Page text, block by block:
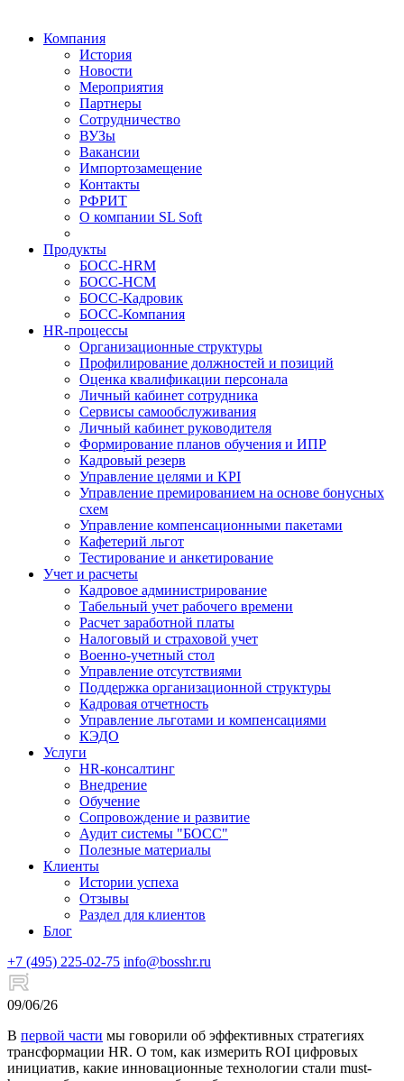
Компания
История
Новости
Мероприятия
Партнеры
Сотрудничество
ВУЗы
Вакансии
Импортозамещение
Контакты
РФРИТ
О компании SL Soft
Продукты
БОСС-HRM
БОСС-HCM
БОСС-Кадровик
БОСС-Компания
HR-процессы
Организационные структуры
Профилирование должностей и позиций
Оценка квалификации персонала
Личный кабинет сотрудника
Сервисы самообслуживания
Личный кабинет руководителя
Формирование планов обучения и ИПР
Кадровый резерв
Управление целями и KPI
Управление премированием на основе бонусных
схем
Управление компенсационными пакетами
Кафетерий льгот
Тестирование и анкетирование
Учет и расчеты
Кадровое администрирование
Табельный учет рабочего времени
Расчет заработной платы
Налоговый и страховой учет
Военно-учетный стол
Управление отсутствиями
Поддержка организационной структуры
Кадровая отчетность
Управление льготами и компенсациями
КЭДО
Услуги
HR-консалтинг
Внедрение
Обучение
Сопровождение и развитие
Аудит системы "БОСС"
Полезные материалы
Клиенты
Истории успеха
Отзывы
Раздел для клиентов
Блог
+7 (495) 225-02-75 info@bosshr.ru
09/06/26
В первой части мы говорили об эффективных стратегиях
трансформации HR. О том, как измерить ROI цифровых
инициатив, какие инновационные технологии стали must-